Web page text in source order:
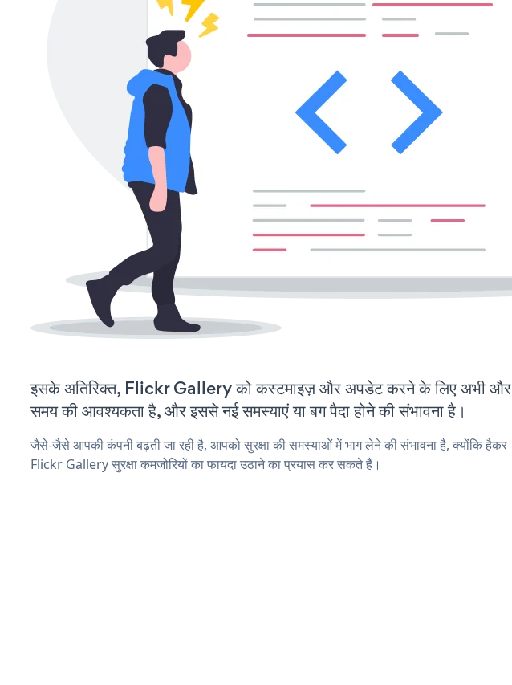
इसके अतिरिक्त, Flickr Gallery को कस्टमाइज़ और अपडेट करने के लिए अभी और
समय की आवश्यकता है, और इससे नई समस्याएं या बग पैदा होने की संभावना है।
जैसे-जैसे आपकी कंपनी बढ़ती जा रही है, आपको सुरक्षा की समस्याओं में भाग लेने की संभावना है, क्योंकि हैकर
Flickr Gallery सुरक्षा कमजोरियों का फायदा उठाने का प्रयास कर सकते हैं।